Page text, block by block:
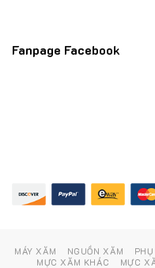
Fanpage Facebook
MÁY XĂM NGUỒN XĂM
MỰC XĂM KHÁC
MỰC